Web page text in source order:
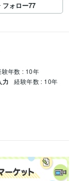
フォロー77
験年数 : 10年
力 経験年数 : 10年